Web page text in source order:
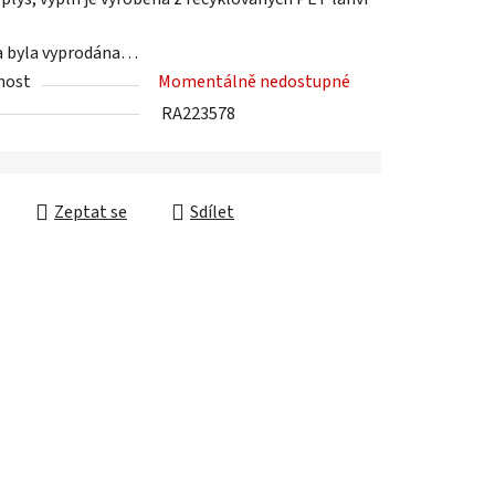
byla vyprodána…
Momentálně nedostupné
RA223578
Zeptat se Sdílet